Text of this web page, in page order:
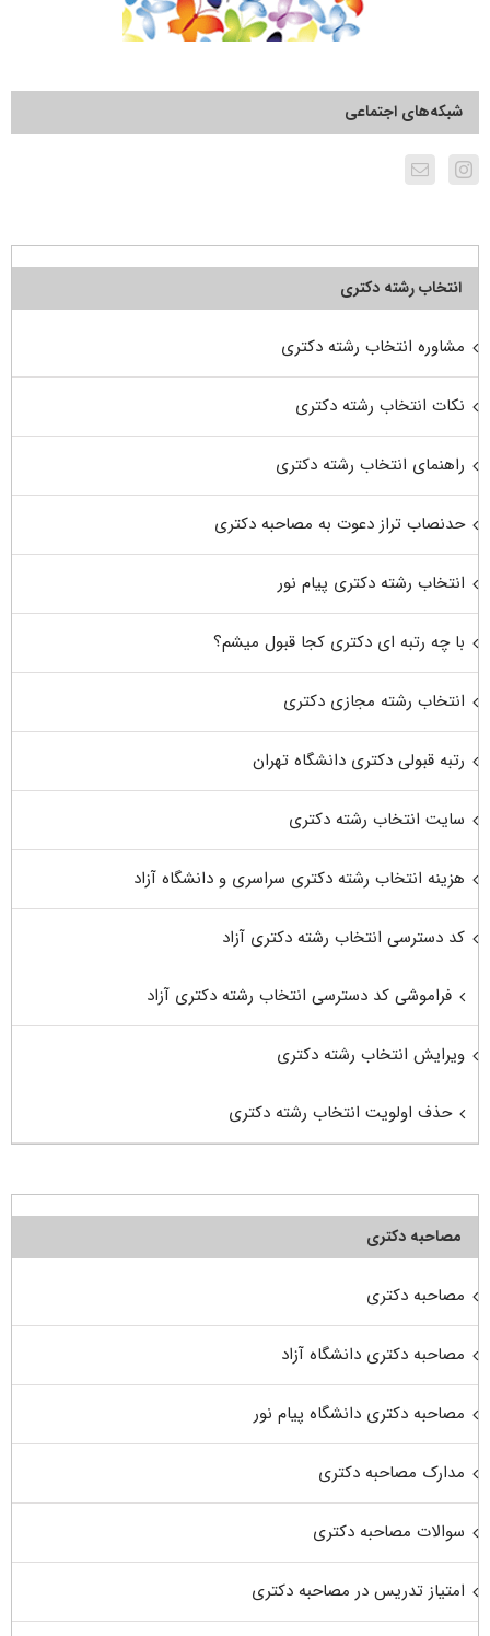
شبکه‌های اجتماعی
انتخاب رشته دکتری
مشاوره انتخاب رشته دکتری
نکات انتخاب رشته دکتری
راهنمای انتخاب رشته دکتری
حدنصاب تراز دعوت به مصاحبه دکتری
انتخاب رشته دکتری پیام نور
با چه رتبه ای دکتری کجا قبول میشم؟
انتخاب رشته مجازی دکتری
رتبه قبولی دکتری دانشگاه تهران
سایت انتخاب رشته دکتری
هزینه انتخاب رشته دکتری سراسری و دانشگاه آزاد
کد دسترسی انتخاب رشته دکتری آزاد
فراموشی کد دسترسی انتخاب رشته دکتری آزاد
ویرایش انتخاب رشته دکتری
حذف اولویت انتخاب رشته دکتری
مصاحبه دکتری
مصاحبه دکتری
مصاحبه دکتری دانشگاه آزاد
مصاحبه دکتری دانشگاه پیام نور
مدارک مصاحبه دکتری
سوالات مصاحبه دکتری
امتیاز تدریس در مصاحبه دکتری